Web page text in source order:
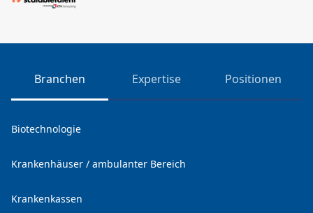
Branchen Expertise Positionen
Biotechnologie
Krankenhäuser / ambulanter Bereich
Krankenkassen